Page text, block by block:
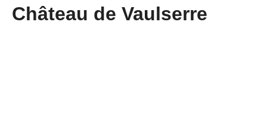
Château de Vaulserre